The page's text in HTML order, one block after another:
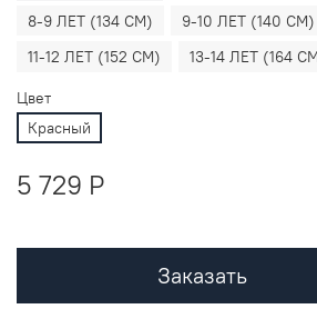
8-9 ЛЕТ (134 СМ)
9-10 ЛЕТ (140 СМ)
11-12 ЛЕТ (152 СМ)
13-14 ЛЕТ (164
Цвет
Красный
5 729 P
Заказать